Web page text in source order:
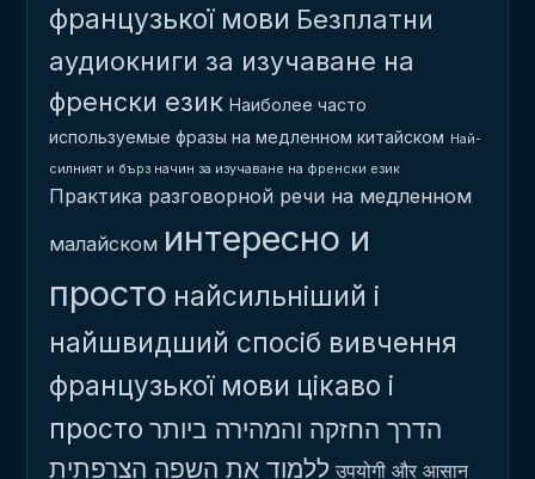
французької мови Безплатни
аудиокниги за изучаване на
френски език Наиболее часто
используемые фразы на медленном китайском Най-
силният и бърз начин за изучаване на френски език
Практика разговорной речи на медленном
малайском интересно и
просто найсильніший і
найшвидший спосіб вивчення
французької мови цікаво і
просто הדרך החזקה והמהירה ביותר
ללמוד את השפה הצרפתית उपयोगी और आसान